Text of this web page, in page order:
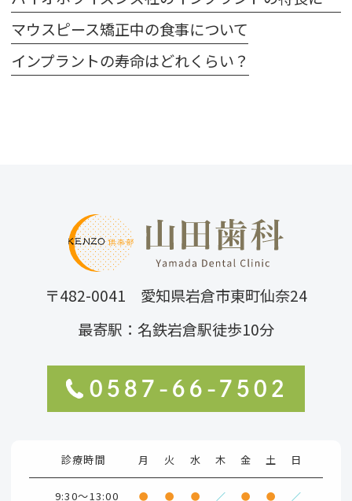
マウスピース矯正中の食事について
インプラントの寿命はどれくらい？
〒482-0041 愛知県岩倉市東町仙奈24
最寄駅：名鉄岩倉駅徒歩10分
0587-66-7502
診療時間 月 火 水 木 金 土 日
9:30～13:00 ● ● ● ／ ● ● ／